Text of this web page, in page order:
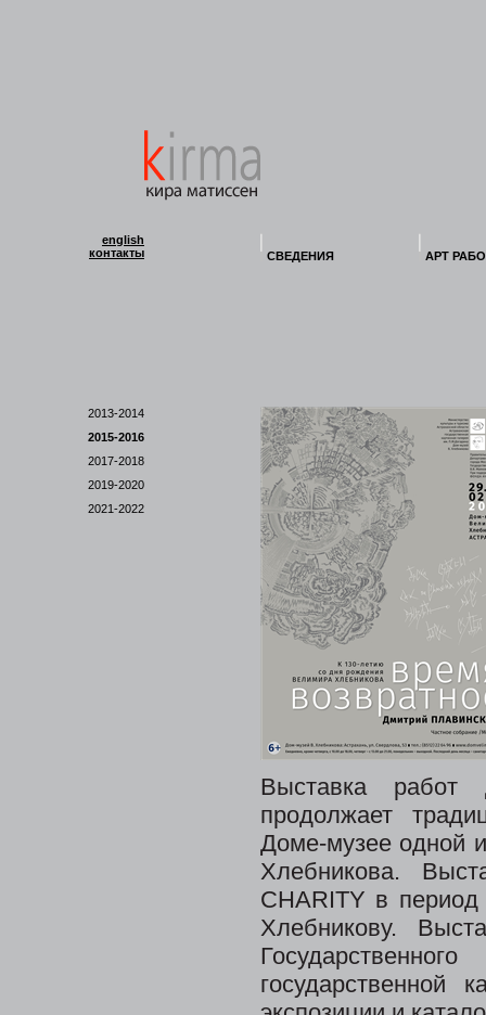
english
контакты
СВЕДЕНИЯ АРТ
2013-2014
2015-2016
2017-2018
2019-2020
2021-2022
Выставка работ
продолжает
Доме-музее одной
Хлебникова.
CHARITY в
Хлебникову.
государственной